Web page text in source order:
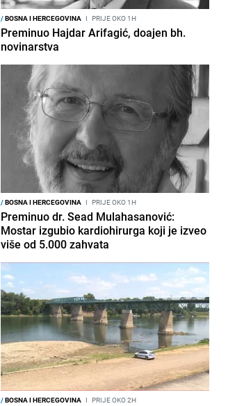
/BOSNA I HERCEGOVINA I PRIJE OKO 1H
Preminuo Hajdar Arifagić, doajen bh.
novinarstva
/BOSNA I HERCEGOVINA I PRIJE OKO 1H
Preminuo dr. Sead Mulahasanović:
Mostar izgubio kardiohirurga koji je izveo
više od 5.000 zahvata
/BOSNA I HERCEGOVINA I PRIJE OKO 2H